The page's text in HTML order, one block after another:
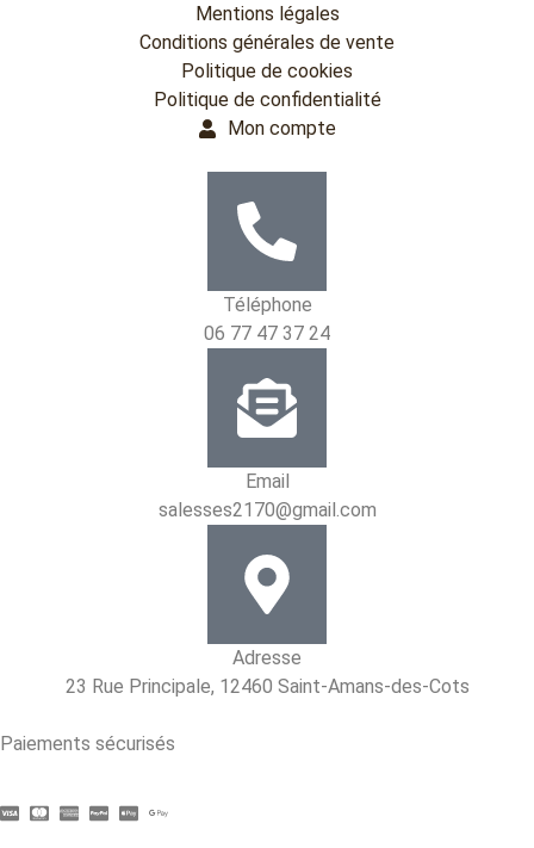
Mentions légales
Conditions générales de vente
Politique de cookies
Politique de confidentialité
Mon compte
Téléphone
06 77 47 37 24
Email
salesses2170@gmail.com
Adresse
23 Rue Principale, 12460 Saint-Amans-des-Cots
Paiements sécurisés